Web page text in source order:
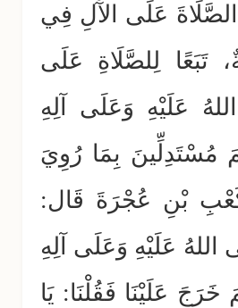
الصَّلَاةَ عَلَى الآْلِ فِي
تَبَعًا لِلصَّلَاةِ عَلَى
عَلَيْهِ وَعَلَى آلِهِ
مُسْتَدِلِّينَ بِمَا رُوِيَ
بْنِ عُجْرَةَ قَال:
اللهُ عَلَيْهِ وَعَلَى آلِهِ
عَلَيْنَا فَقُلْنَا: يَا